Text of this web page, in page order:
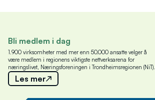
Bli medlem i dag
1.900 virksomheter med mer enn 50.000 ansatte velger å
være medlem i regionens viktigste nettverksarena for
næringslivet, Næringsforeningen i Trondheimsregionen (NiT).
Les mer